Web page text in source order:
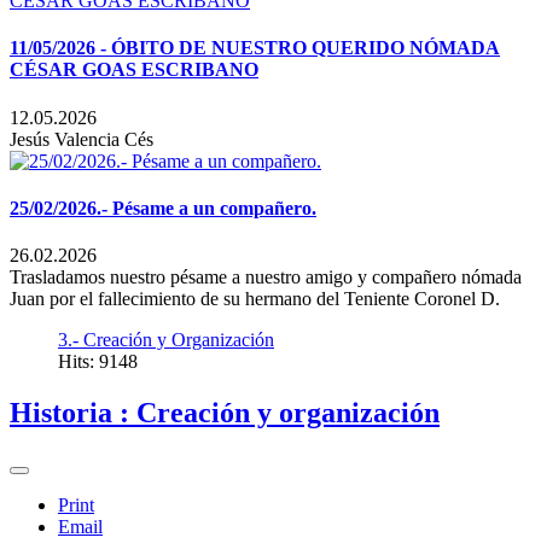
11/05/2026 - ÓBITO DE NUESTRO QUERIDO NÓMADA
CÉSAR GOAS ESCRIBANO
12.05.2026
Jesús Valencia Cés
25/02/2026.- Pésame a un compañero.
26.02.2026
Trasladamos nuestro pésame a nuestro amigo y compañero nómada
Juan por el fallecimiento de su hermano del Teniente Coronel D.
3.- Creación y Organización
Hits: 9148
Historia : Creación y organización
Print
Email